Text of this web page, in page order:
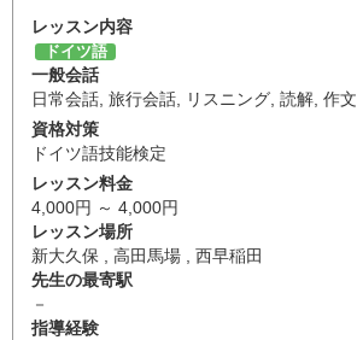
レッスン内容
ドイツ語
一般会話
日常会話 旅行会話 リスニング 読解 作文
資格対策
ドイツ語技能検定
レッスン料金
4,000円 ～ 4,000円
レッスン場所
新大久保 , 高田馬場 , 西早稲田
先生の最寄駅
－
指導経験